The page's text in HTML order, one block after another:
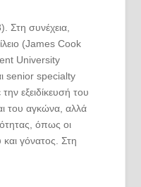
Στη συνέχεια,
(James Cook
University
senior specialty
εξειδίκευσή του
του αγκώνα, αλλά
όπως οι
και γόνατος. Στη